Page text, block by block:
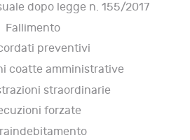
dopo legge n. 155/2017
Fallimento
preventivi
coatte amministrative
straordinarie
forzate